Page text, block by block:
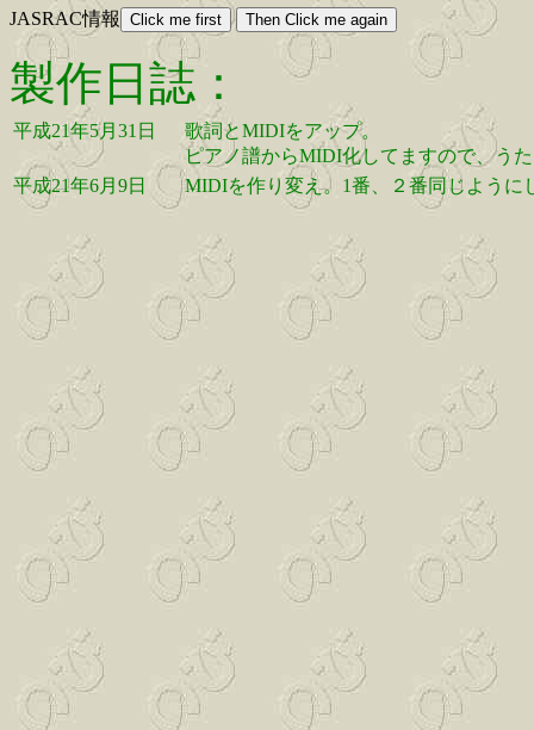
JASRAC情報
製作日誌：
平成21年5月31日
歌詞とMIDIをアップ。
ピアノ譜からMIDI化してますので、う
平成21年6月9日
MIDIを作り変え。1番、２番同じように